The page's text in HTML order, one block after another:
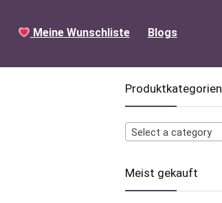
Meine Wunschliste Blogs
Produktkategorien
Select a category
Meist gekauft